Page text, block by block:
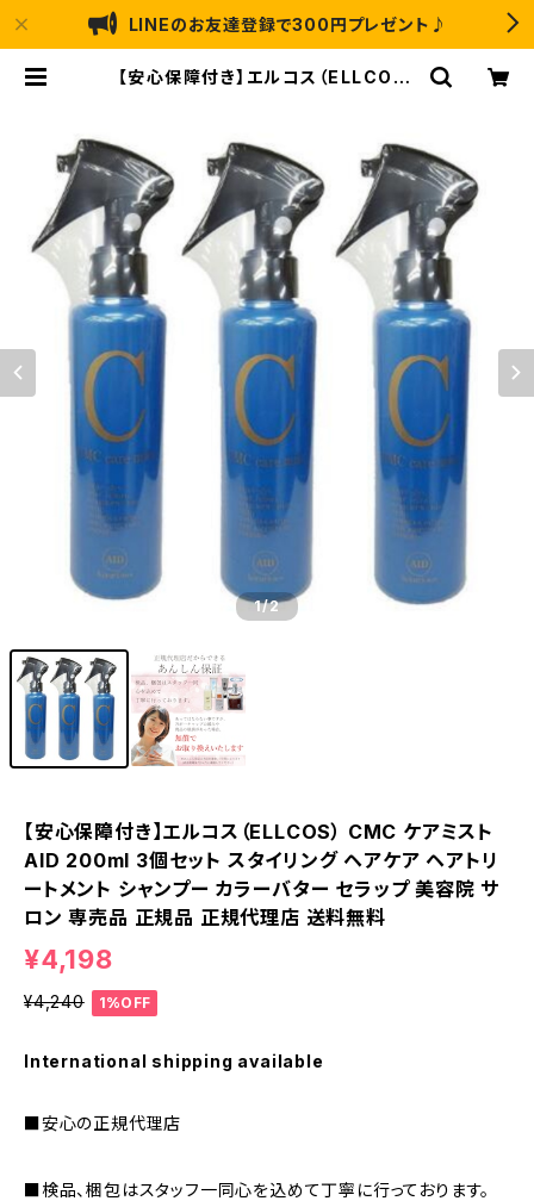
LINEのお友達登録で300円プレゼント♪
【安心保障付き】エルコス（ELLCOS）
セラップ 美容院 サロン 専売品 正規
品 正規代理店 送料無料 | なかのふ
ぁくとりーLABO ｜ アートのり・猫 恐
竜 のお菓子の通販
1/2
【安心保障付き】エルコス（ELLCOS） CMC ケアミスト
AID 200ml 3個セット スタイリング ヘアケア ヘアトリ
ートメント シャンプー カラーバター セラップ 美容院 サ
ロン 専売品 正規品 正規代理店 送料無料
¥4,198
¥4,240 1%OFF
International shipping available
■安心の正規代理店
■検品、梱包はスタッフ一同心を込めて丁寧に行っております。